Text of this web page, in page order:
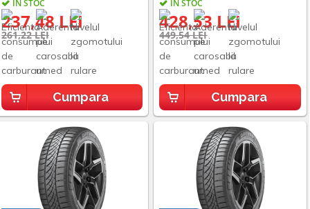
IN STOC
237,48 LEI
261,22 LEI
Cumpara
IN STOC
428,53 LEI
449,54 LEI
Cumpara